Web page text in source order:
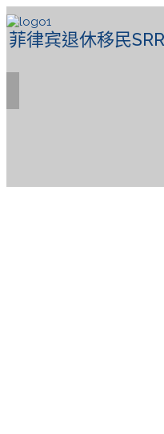
菲律宾退休移民